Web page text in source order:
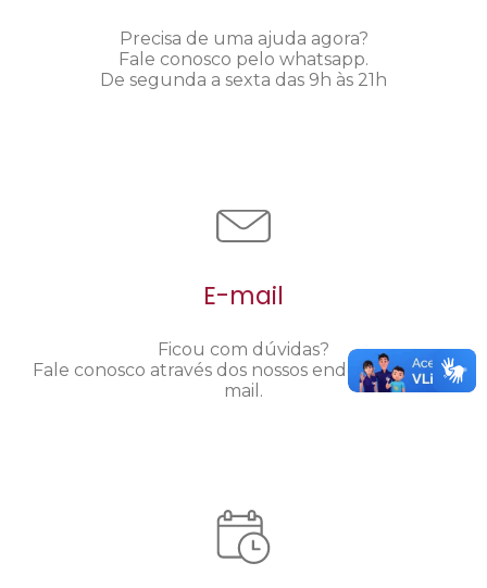
Precisa de uma ajuda agora?
Fale conosco pelo whatsapp.
De segunda a sexta das 9h às 21h
E-mail
Ficou com dúvidas?
Fale conosco através dos nossos endereços de e-
mail.